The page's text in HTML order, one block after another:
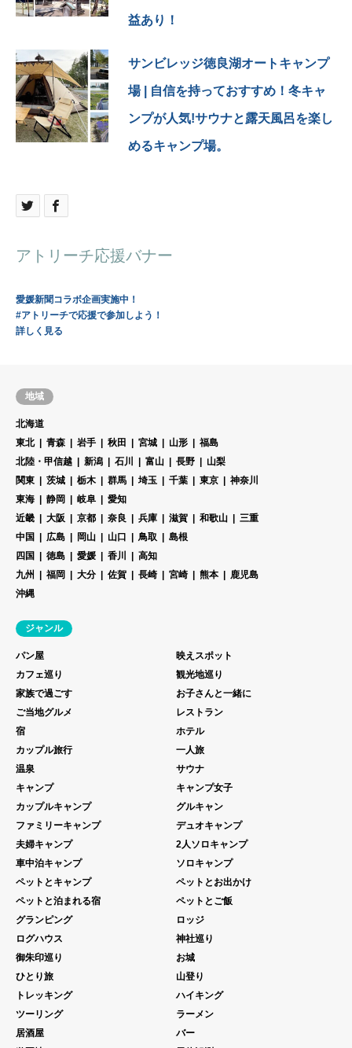
ああ！悔しい（笑）
三羽見つけましたら
教えてくださぁぁい🤣🤣
カンニングしてでも見つけ
たい笑笑
📍熊野大社
0238-47-7777
:::::::::::::::::::::::::::::
#山形観光#南陽市#山形県#
る#茅の輪くぐり #幻想的な
世界#幸せな日常#私らしく
生きる#自分らしく輝く#新
潟グラマー#きりとりせかい
#人生は旅だ#好きなことで
生きていく#アトリーチで応
援
益あり！
サンビレッジ徳良湖オートキャンプ
場| 自信を持っておすすめ！冬キャ
ンプが人気!サウナと露天風呂を楽し
めるキャンプ場。
アトリーチ応援バナー
愛媛新聞コラボ企画実施中！
#アトリーチで応援で参加しよう！
詳しく見る
地域
北海道
東北
青森 岩手 秋田 宮城 山形
福島
北陸・甲信越
新潟 石川 富山 長野
山梨
関東
茨城 栃木 群馬 埼玉 千葉 東京
神奈川
東海
静岡 岐阜
愛知
近畿
大阪 京都 奈良 兵庫 滋賀 和歌山
三重
中国
広島 岡山 山口 鳥取
島根
四国
徳島 愛媛 香川
高知
九州
福岡 大分 佐賀 長崎 宮崎 熊本
鹿児島
沖縄
ジャンル
パン屋
映えスポット
カフェ巡り
観光地巡り
家族で過ごす
お子さんと一緒に
ご当地グルメ
レストラン
宿
ホテル
カップル旅行
一人旅
温泉
サウナ
キャンプ
キャンプ女子
カップルキャンプ
グルキャン
ファミリーキャンプ
デュオキャンプ
夫婦キャンプ
2人ソロキャンプ
車中泊キャンプ
ソロキャンプ
ペットとキャンプ
ペットとお出かけ
ペットと泊まれる宿
ペットとご飯
グランピング
ロッジ
ログハウス
神社巡り
御朱印巡り
お城
ひとり旅
山登り
トレッキング
ハイキング
ツーリング
ラーメン
居酒屋
バー